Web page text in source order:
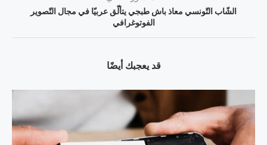
الشّاب التّونسي معاذ باش طبجي يتألّق عربيّا في مجال التّصوير
الفوتوغرافي
قد يعجبك أيضًا